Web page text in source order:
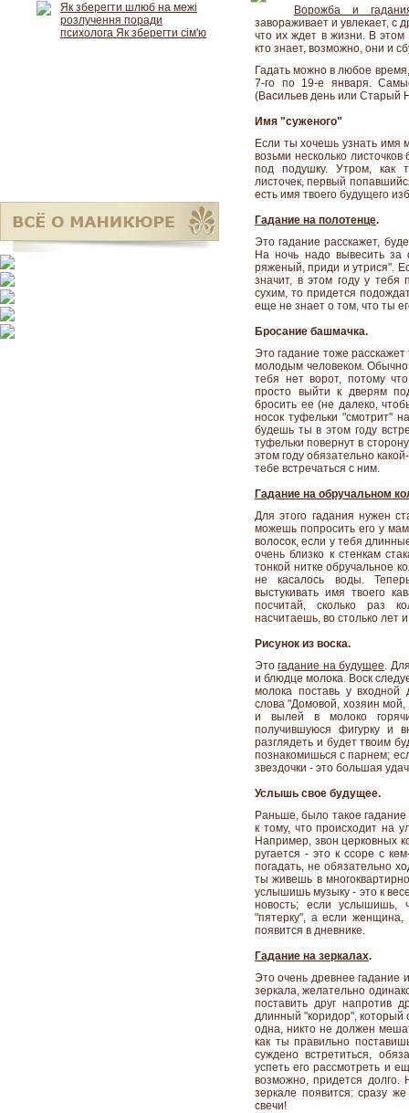
Ворожба и
завораживает и увлекает, с
что их ждет в жизни. В
кто знает, возможно, они и
Гадать можно в любое
7-го по 19-е января.
(Васильев день или Старый
Имя "суженого"
Если ты хочешь узнать имя
возьми несколько
под подушку. Утром, как
листочек, первый
есть имя твоего будущего
Гадание на полотенце.
Это гадание расскажет,
На ночь надо вывесить за
ряженый, приди и утрися".
значит, в этом году у тебя
сухим, то придется
еще не знает о том, что ты
Бросание башмачка.
Это гадание тоже
молодым человеком. Обычно
тебя нет ворот, потому
просто выйти к дверям
бросить ее (не далеко,
носок туфельки "смотрит"
будешь ты в этом году
туфельки повернут в
этом году обязательно
тебе встречаться с ним.
Гадание на обручальном
Для этого гадания нужен
можешь попросить его у
волосок, если у тебя
очень близко к стенкам
тонкой нитке обручальное
не касалось воды.
выстукивать имя твоего
посчитай, сколько раз
насчитаешь, во столько лет
Рисунок из воска.
Этогадание на будущее.
и блюдце молока. Воск
молока поставь у входной
слова "Домовой, хозяин мой,
и вылей в молоко
получившуюся фигурку и
разглядеть и будет твоим
познакомишься с парнем;
звездочки - это большая
Услышь свое будущее.
Раньше, было такое
к тому, что происходит на
Например, звон церковных
ругается - это к ссоре с
погадать, не обязательно
ты живешь в
услышишь музыку - это к
новость; если услышишь,
"пятерку", а если женщина,
появится в дневнике.
Гадание на зеркалах.
Это очень древнее гадание
зеркала, желательно
поставить друг напротив
длинный "коридор", который
одна, никто не должен
как ты правильно
суждено встретиться,
успеть его рассмотреть и
возможно, придется долго.
зеркале появится: сразу
свечи!
Як зберегти шлюб на межі
розлучення поради
психолога Як зберегти сім'ю